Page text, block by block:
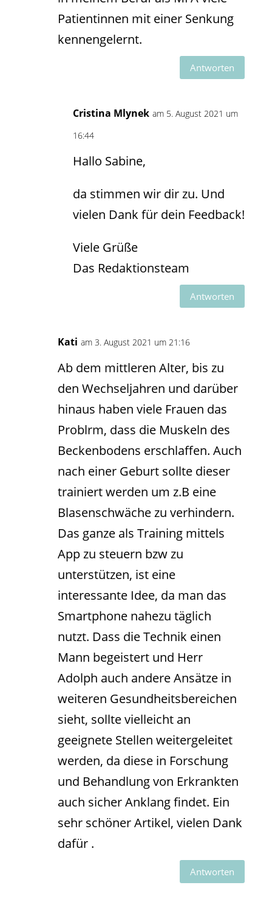
Patientinnen mit einer Senkung
kennengelernt.
Antworten
Cristina Mlynek am 5. August 2021 um
16:44
Hallo Sabine,
da stimmen wir dir zu. Und
vielen Dank für dein Feedback!
Viele Grüße
Das Redaktionsteam
Antworten
Kati am 3. August 2021 um 21:16
Ab dem mittleren Alter, bis zu
den Wechseljahren und darüber
hinaus haben viele Frauen das
Problrm, dass die Muskeln des
Beckenbodens erschlaffen. Auch
nach einer Geburt sollte dieser
trainiert werden um z.B eine
Blasenschwäche zu verhindern.
Das ganze als Training mittels
App zu steuern bzw zu
unterstützen, ist eine
interessante Idee, da man das
Smartphone nahezu täglich
nutzt. Dass die Technik einen
Mann begeistert und Herr
Adolph auch andere Ansätze in
weiteren Gesundheitsbereichen
sieht, sollte vielleicht an
geeignete Stellen weitergeleitet
werden, da diese in Forschung
und Behandlung von Erkrankten
auch sicher Anklang findet. Ein
sehr schöner Artikel, vielen Dank
dafür .
Antworten